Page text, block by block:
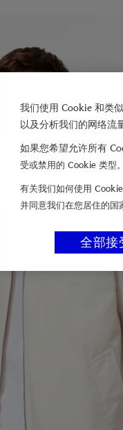
我们使用 Cookie 和类
以及分析我们的网络流
如果您希望允许所有
受或禁用的 Cookie 类型。
有关我们如何使用
并同意我们在您居住的国
全部接